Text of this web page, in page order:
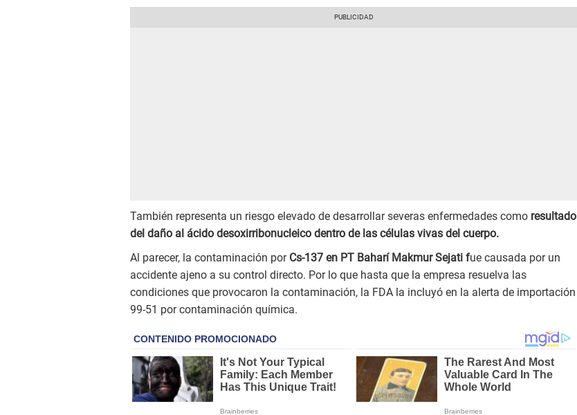
También representa un riesgo elevado de desarrollar severas enfermedades como resultado
del daño al ácido desoxirribonucleico dentro de las células vivas del cuerpo.
Al parecer, la contaminación por Cs-137 en PT Baharí Makmur Sejati fue causada por un
accidente ajeno a su control directo. Por lo que hasta que la empresa resuelva las
condiciones que provocaron la contaminación, la FDA la incluyó en la alerta de importación
99-51 por contaminación química.